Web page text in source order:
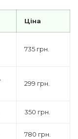
Ціна
735 грн.
299 грн.
350 грн.
780 грн.